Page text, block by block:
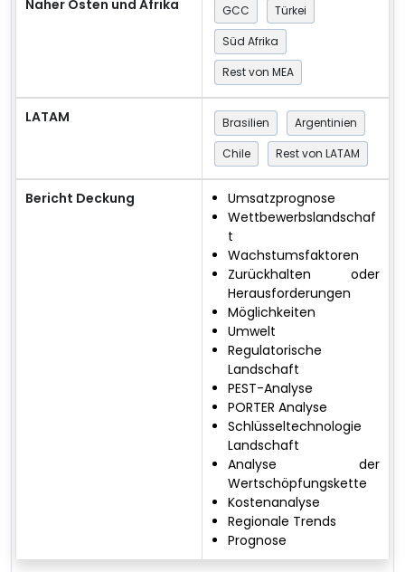
Naher Osten und Afrika GCC
Türkei
Süd Afrika
Rest von MEA
LATAM Brasilien
Argentinien
Chile
Rest von LATAM
Bericht Deckung
Umsatzprognose
Wettbewerbslandschaf
t
Wachstumsfaktoren
Zurückhalten oder
Herausforderungen
Möglichkeiten
Umwelt
Regulatorische
Landschaft
PEST-Analyse
PORTER Analyse
Schlüsseltechnologie
Landschaft
Analyse der
Wertschöpfungskette
Kostenanalyse
Regionale Trends
Prognose